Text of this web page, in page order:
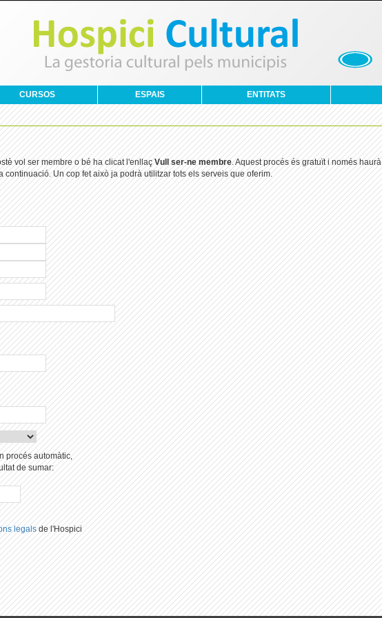
CURSOS ESPAIS ENTITATS
vol ser membre o bé ha clicat l'enllaçVull ser-ne membre. Aquest procés és gratuït i només haurà
Un cop fet això ja podrà utilitzar tots els serveis que oferim.
procés automàtic,
de sumar:
legalsde l'Hospici